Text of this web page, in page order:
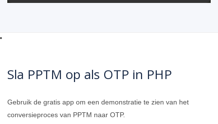
Sla PPTM op als OTP in PHP
Gebruik de gratis app om een ​​demonstratie te zien van het
conversieproces van PPTM naar OTP.